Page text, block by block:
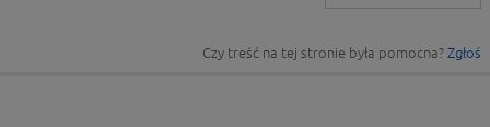
Czy treść na tej stronie była pomocna? Zgłoś